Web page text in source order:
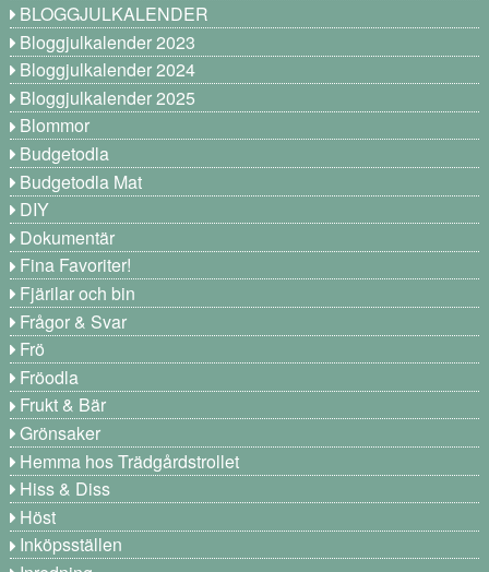
BLOGGJULKALENDER
Bloggjulkalender 2023
Bloggjulkalender 2024
Bloggjulkalender 2025
Blommor
Budgetodla
Budgetodla Mat
DIY
Dokumentär
Fina Favoriter!
Fjärilar och bin
Frågor & Svar
Frö
Fröodla
Frukt & Bär
Grönsaker
Hemma hos Trädgårdstrollet
Hiss & Diss
Höst
Inköpsställen